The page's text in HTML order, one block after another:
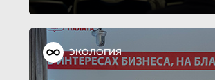
ЭКОЛОГИЯ